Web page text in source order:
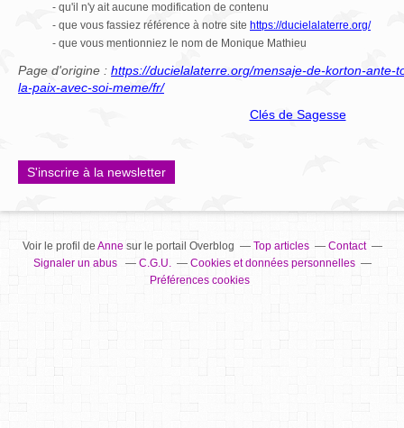
- qu'il n'y ait aucune modification de contenu
- que vous fassiez référence à notre site https://ducielalaterre.org/
- que vous mentionniez le nom de Monique Mathieu
Page d'origine : https://ducielalaterre.org/mensaje-de-korton-ante-
la-paix-avec-soi-meme/fr/
Clés de Sagesse
S'inscrire à la newsletter
Voir le profil de Annesur le portail Overblog Top articles
Contact
Signaler un abus
C.G.U.
Cookies et données personnelles
Préférences cookies